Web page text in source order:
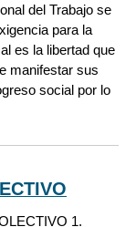
del Trabajo se
para la
es la libertad que
manifestar sus
social por lo
1.